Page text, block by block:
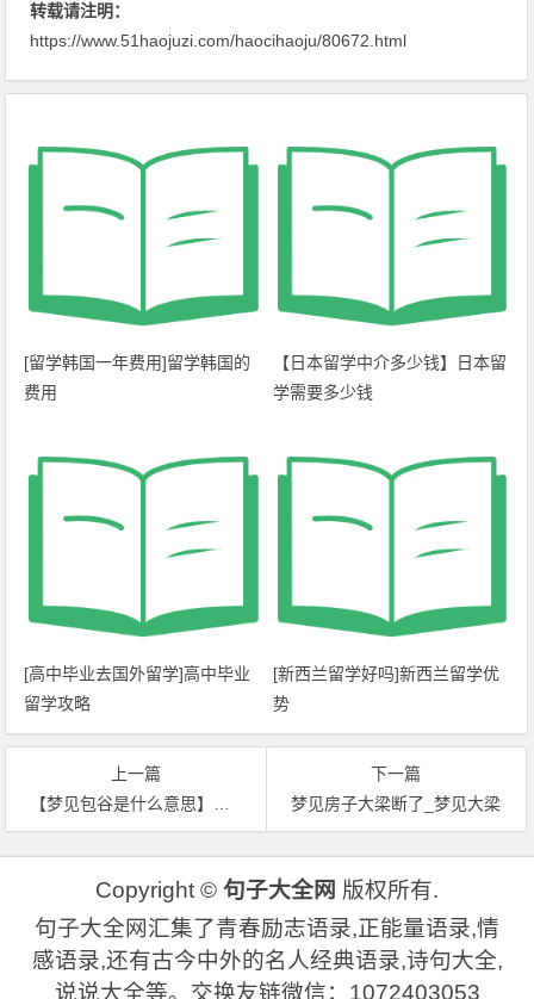
转载请注明：
https://www.51haojuzi.com/haocihaoju/80672.html
[留学韩国一年费用]留学韩国的
费用
【日本留学中介多少钱】日本留
学需要多少钱
[高中毕业去国外留学]高中毕业
留学攻略
[新西兰留学好吗]新西兰留学优
势
上一篇
【梦见包谷是什么意思】梦见包谷
下一篇
梦见房子大梁断了_梦见大梁
Copyright © 句子大全网 版权所有.
句子大全网汇集了青春励志语录,正能量语录,情
感语录,还有古今中外的名人经典语录,诗句大全,
说说大全等。交换友链微信：1072403053